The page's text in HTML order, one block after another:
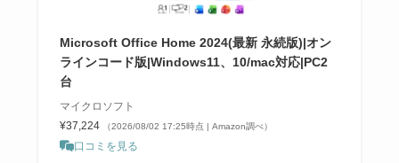
Microsoft Office Home 2024(最新 永続版)|オン
ラインコード版|Windows11、10/mac対応|PC2
台
マイクロソフト
¥37,224
（2026/08/02 17:25時点 | Amazon調べ）
口コミを見る